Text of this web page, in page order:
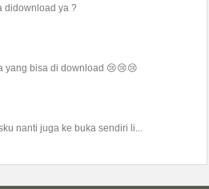
didownload ya ?
yang bisa di download 😢😢😢
nanti juga ke buka sendiri li...